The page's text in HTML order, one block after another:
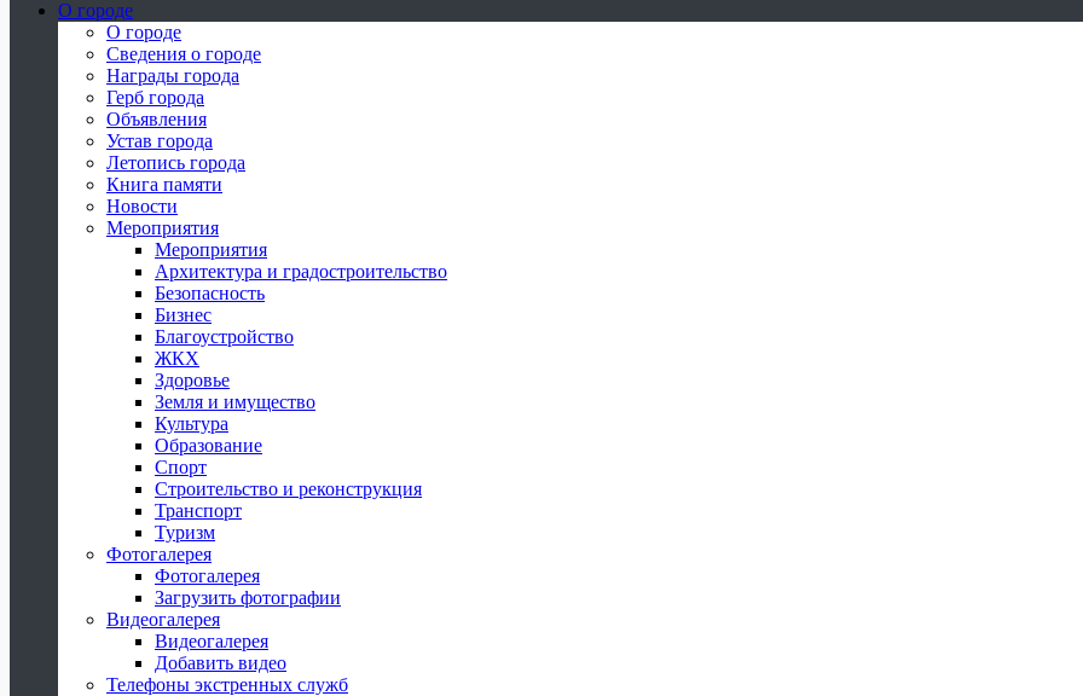
О городе
О городе
Сведения о городе
Награды города
Герб города
Объявления
Устав города
Летопись города
Книга памяти
Новости
Мероприятия
Мероприятия
Архитектура и градостроительство
Безопасность
Бизнес
Благоустройство
ЖКХ
Здоровье
Земля и имущество
Культура
Образование
Спорт
Строительство и реконструкция
Транспорт
Туризм
Фотогалерея
Фотогалерея
Загрузить фотографии
Видеогалерея
Видеогалерея
Добавить видео
Телефоны экстренных служб